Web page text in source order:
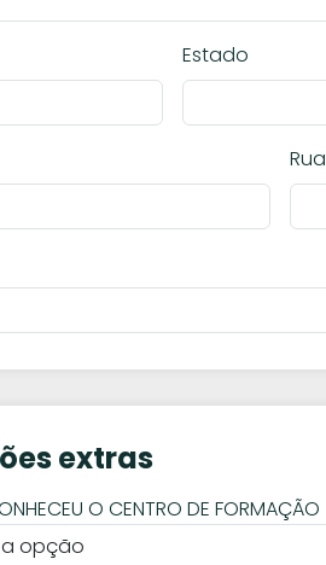
Estado
Rua
extras
O CENTRO DE FORMAÇÃO